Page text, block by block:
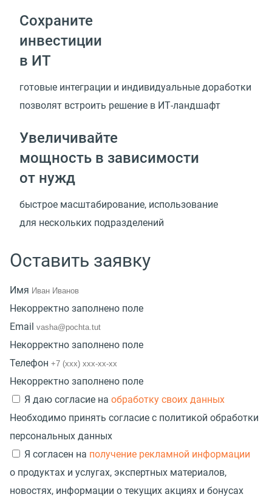
Сохраните
инвестиции
в ИТ
готовые интеграции и индивидуальные доработки
позволят встроить решение в ИТ-ландшафт
Увеличивайте
мощность в зависимости
от нужд
быстрое масштабирование, использование
для нескольких подразделений
Оставить заявку
Имя
Некорректно заполнено поле
Email
Некорректно заполнено поле
Телефон
Некорректно заполнено поле
Я даю согласие на обработку своих данных
Необходимо принять согласие с политикой обработки
персональных данных
Я согласен на получение рекламной информации
о продуктах и услугах, экспертных материалов,
новостях, информации о текущих акциях и бонусах